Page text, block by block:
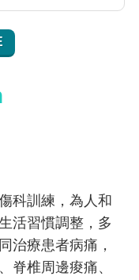
科訓練，為人和
活習慣調整，多
治療患者病痛，
脊椎周邊痠痛、